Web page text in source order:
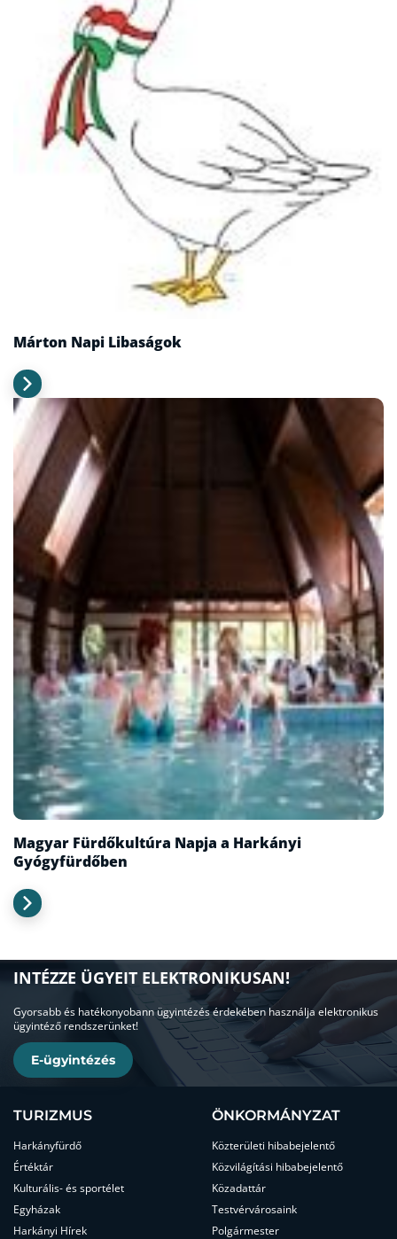
Márton Napi Libaságok
Magyar Fürdőkultúra Napja a Harkányi
Gyógyfürdőben
INTÉZZE ÜGYEIT ELEKTRONIKUSAN!
Gyorsabb és hatékonyobann ügyintézés érdekében használja elektronikus
ügyintéző rendszerünket!
E-ügyintézés
TURIZMUS
Harkányfürdő
Értéktár
Kulturális- és sportélet
Egyházak
Harkányi Hírek
ÖNKORMÁNYZAT
Közterületi hibabejelentő
Közvilágítási hibabejelentő
Közadattár
Testvérvárosaink
Polgármester